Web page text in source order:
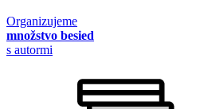
Organizujeme
množstvo besied
s autormi